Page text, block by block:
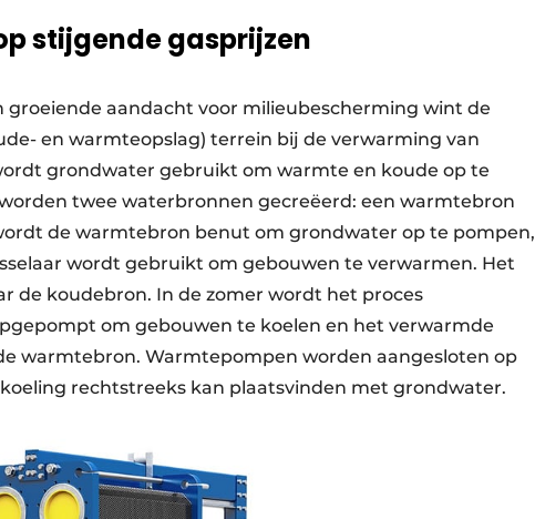
stijgende gasprijzen
groeiende aandacht voor milieubescherming wint de
en warmteopslag) terrein bij de verwarming van
grondwater gebruikt om warmte en koude op te
twee waterbronnen gecreëerd: een warmtebron
de warmtebron benut om grondwater op te pompen,
wordt gebruikt om gebouwen te verwarmen. Het
de koudebron. In de zomer wordt het proces
om gebouwen te koelen en het verwarmde
warmtebron. Warmtepompen worden aangesloten op
rechtstreeks kan plaatsvinden met grondwater.